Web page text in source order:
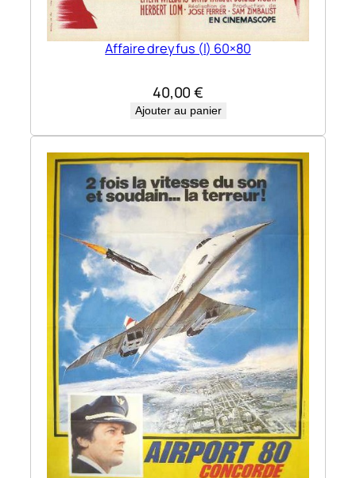
Affaire dreyfus (l) 60×80
40,00€
Ajouter au panier